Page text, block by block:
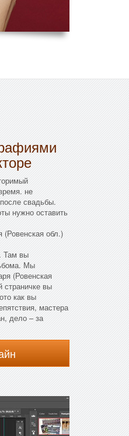
не
свадьбы.
нужно оставить
обл.)
Там вы
Мы
(Ровенская
страничке вы
как вы
мастера
дело – за